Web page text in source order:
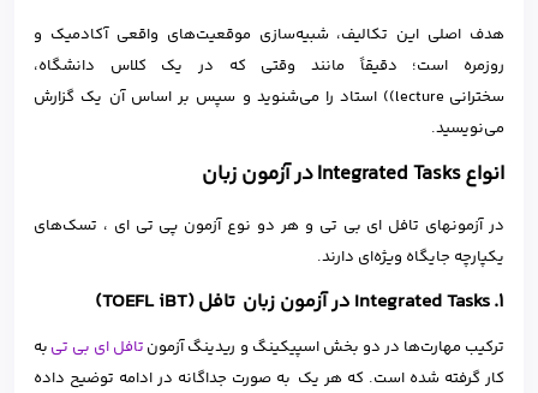
هدف اصلی این تکالیف، شبیه‌سازی موقعیت‌های واقعی آکادمیک و
روزمره است؛ دقیقاً مانند وقتی که در یک کلاس دانشگاه،
سخترانی lecture)) استاد را می‌شنوید و سپس بر اساس آن یک گزارش
می‌نویسید.
انواع Integrated Tasks در آزمون‌ زبان
در آزمونهای تافل ای بی تی و هر دو نوع آزمون پی تی ای ، تسک‌های
یکپارچه جایگاه ویژه‌ای دارند.
۱. Integrated Tasks در آزمون‌ زبان تافل (TOEFL iBT)
ترکیب مهارت‌ها در دو بخش اسپیکینگ و ریدینگ آزمون تافل ای بی تی به
کار گرفته شده است. که هر یک به صورت جداگانه در ادامه توضیح داده